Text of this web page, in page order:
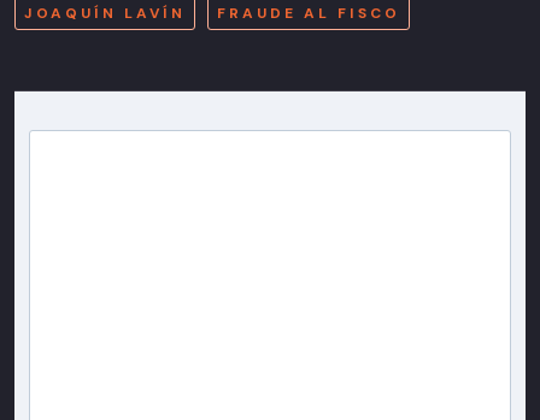
JOAQUÍN LAVÍN FRAUDE AL FISCO